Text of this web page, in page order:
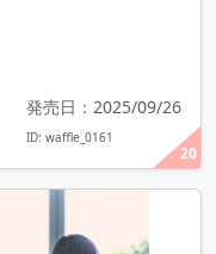
20
発売日：2025/09/26
ID: waffle_0161